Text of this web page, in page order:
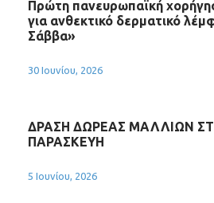
Πρώτη πανευρωπαϊκή
για ανθεκτικό δερματικό
Σάββα»
30 Ιουνίου, 2026
ΔΡΑΣΗ ΔΩΡΕΑΣ ΜΑΛΛΙΩΝ
ΠΑΡΑΣΚΕΥΗ
5 Ιουνίου, 2026